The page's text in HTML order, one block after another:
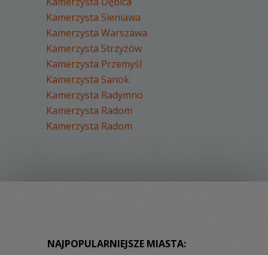
Kamerzysta Sieniawa
Kamerzysta Warszawa
Kamerzysta Strzyżów
Kamerzysta Przemyśl
Kamerzysta Sanok
Kamerzysta Radymno
Kamerzysta Radom
Kamerzysta Radom
NAJPOPULARNIEJSZE MIASTA: